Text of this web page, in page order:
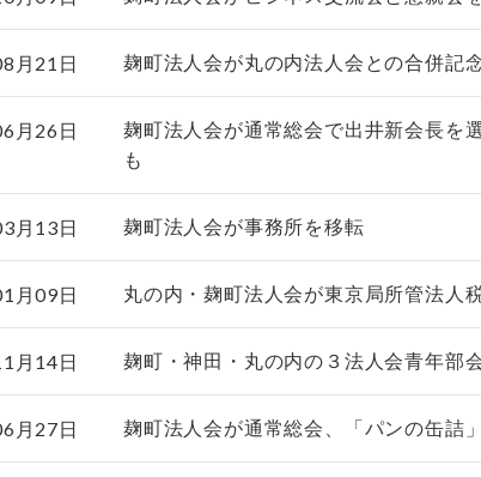
月21日 麹町法人会が丸の内法人会との合併記
月26日
麹町法人会が通常総会で出井新会長を
も
月13日 麹町法人会が事務所を移転
月09日 丸の内・麹町法人会が東京局所管法人
月14日 麹町・神田・丸の内の３法人会青年部
月27日 麹町法人会が通常総会、「パンの缶詰